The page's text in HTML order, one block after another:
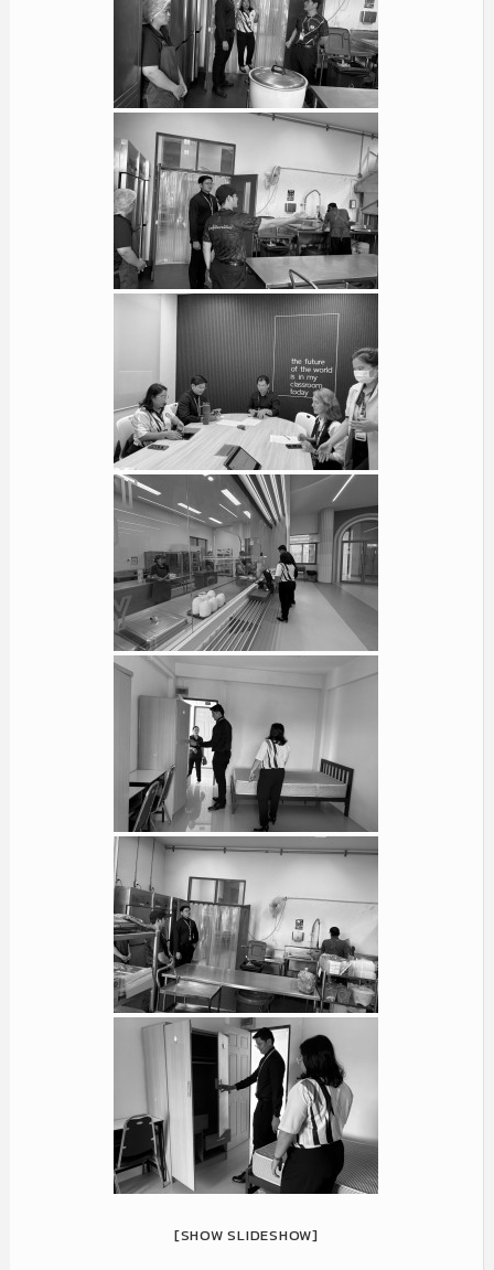
[SHOW SLIDESHOW]